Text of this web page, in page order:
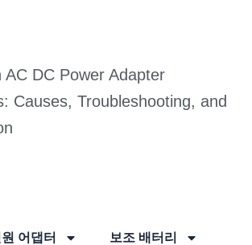
AC DC Power Adapter
Causes, Troubleshooting, and
어댑터 보조 배터리